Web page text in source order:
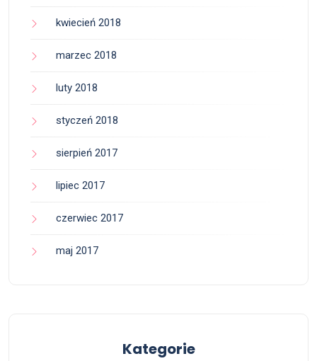
kwiecień 2018
marzec 2018
luty 2018
styczeń 2018
sierpień 2017
lipiec 2017
czerwiec 2017
maj 2017
Kategorie